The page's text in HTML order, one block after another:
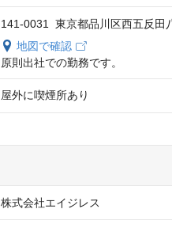
141-0031 東京都品川区西五反田
地図で確認
原則出社での勤務です。
屋外に喫煙所あり
株式会社エイジレス